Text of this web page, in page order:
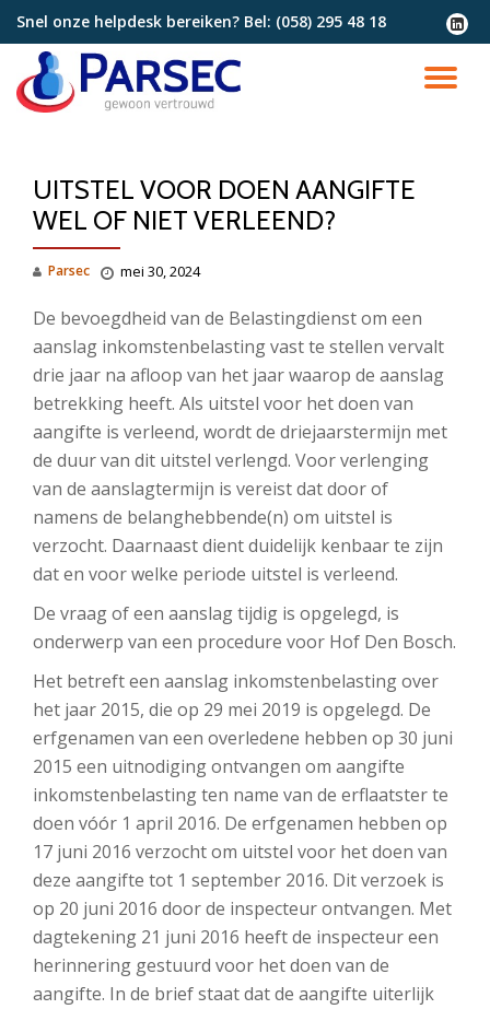
direct
naar
Snel onze helpdesk bereiken? Bel: (058) 295 48 18
fa-
UITSTEL VOOR DOEN AANGIFTE
WEL OF NIET VERLEEND?
Parsec mei 30, 2024
De bevoegdheid van de Belastingdienst om een
aanslag inkomstenbelasting vast te stellen vervalt
drie jaar na afloop van het jaar waarop de aanslag
betrekking heeft. Als uitstel voor het doen van
aangifte is verleend, wordt de driejaarstermijn met
de duur van dit uitstel verlengd. Voor verlenging
van de aanslagtermijn is vereist dat door of
namens de belanghebbende(n) om uitstel is
verzocht. Daarnaast dient duidelijk kenbaar te zijn
dat en voor welke periode uitstel is verleend.
De vraag of een aanslag tijdig is opgelegd, is
onderwerp van een procedure voor Hof Den Bosch.
Het betreft een aanslag inkomstenbelasting over
het jaar 2015, die op 29 mei 2019 is opgelegd. De
erfgenamen van een overledene hebben op 30 juni
2015 een uitnodiging ontvangen om aangifte
inkomstenbelasting ten name van de erflaatster te
doen vóór 1 april 2016. De erfgenamen hebben op
17 juni 2016 verzocht om uitstel voor het doen van
deze aangifte tot 1 september 2016. Dit verzoek is
op 20 juni 2016 door de inspecteur ontvangen. Met
dagtekening 21 juni 2016 heeft de inspecteur een
herinnering gestuurd voor het doen van de
aangifte. In de brief staat dat de aangifte uiterlijk